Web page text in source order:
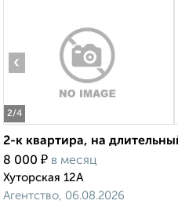
2/4
‹
2-к квартира, на
8 000 ₽ в месяц
Хуторская 12А
Агентство, 06.08.2026